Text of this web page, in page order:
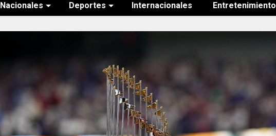
Nacionales Deportes Internacionales Entretenimiento